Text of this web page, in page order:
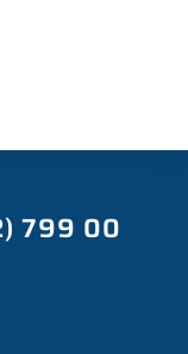
799 00